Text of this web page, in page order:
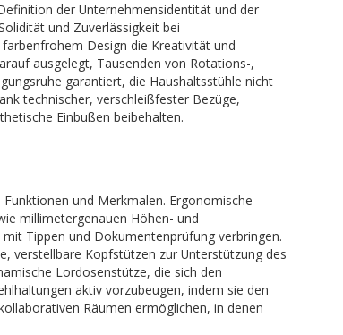
der Unternehmensidentität und der
und Zuverlässigkeit bei
Design die Kreativität und
ausgelegt, Tausenden von Rotations-,
garantiert, die Haushaltsstühle nicht
technischer, verschleißfester Bezüge,
Einbußen beibehalten.
und Merkmalen. Ergonomische
millimetergenauen Höhen- und
Tippen und Dokumentenprüfung verbringen.
verstellbare Kopfstützen zur Unterstützung des
Lordosenstütze, die sich den
aktiv vorzubeugen, indem sie den
Räumen ermöglichen, in denen